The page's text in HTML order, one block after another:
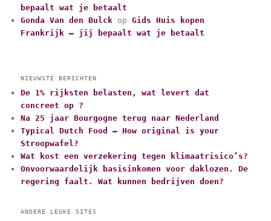
bepaalt wat je betaalt
Gonda Van den Bulck opGids Huis kopen
Frankrijk – jij bepaalt wat je betaalt
NIEUWSTE BERICHTEN
De 1% rijksten belasten, wat levert dat
concreet op ?
Na 25 jaar Bourgogne terug naar Nederland
Typical Dutch Food – How original is your
Stroopwafel?
Wat kost een verzekering tegen klimaatrisico’s?
Onvoorwaardelijk basisinkomen voor daklozen. De
regering faalt. Wat kunnen bedrijven doen?
ANDERE LEUKE SITES